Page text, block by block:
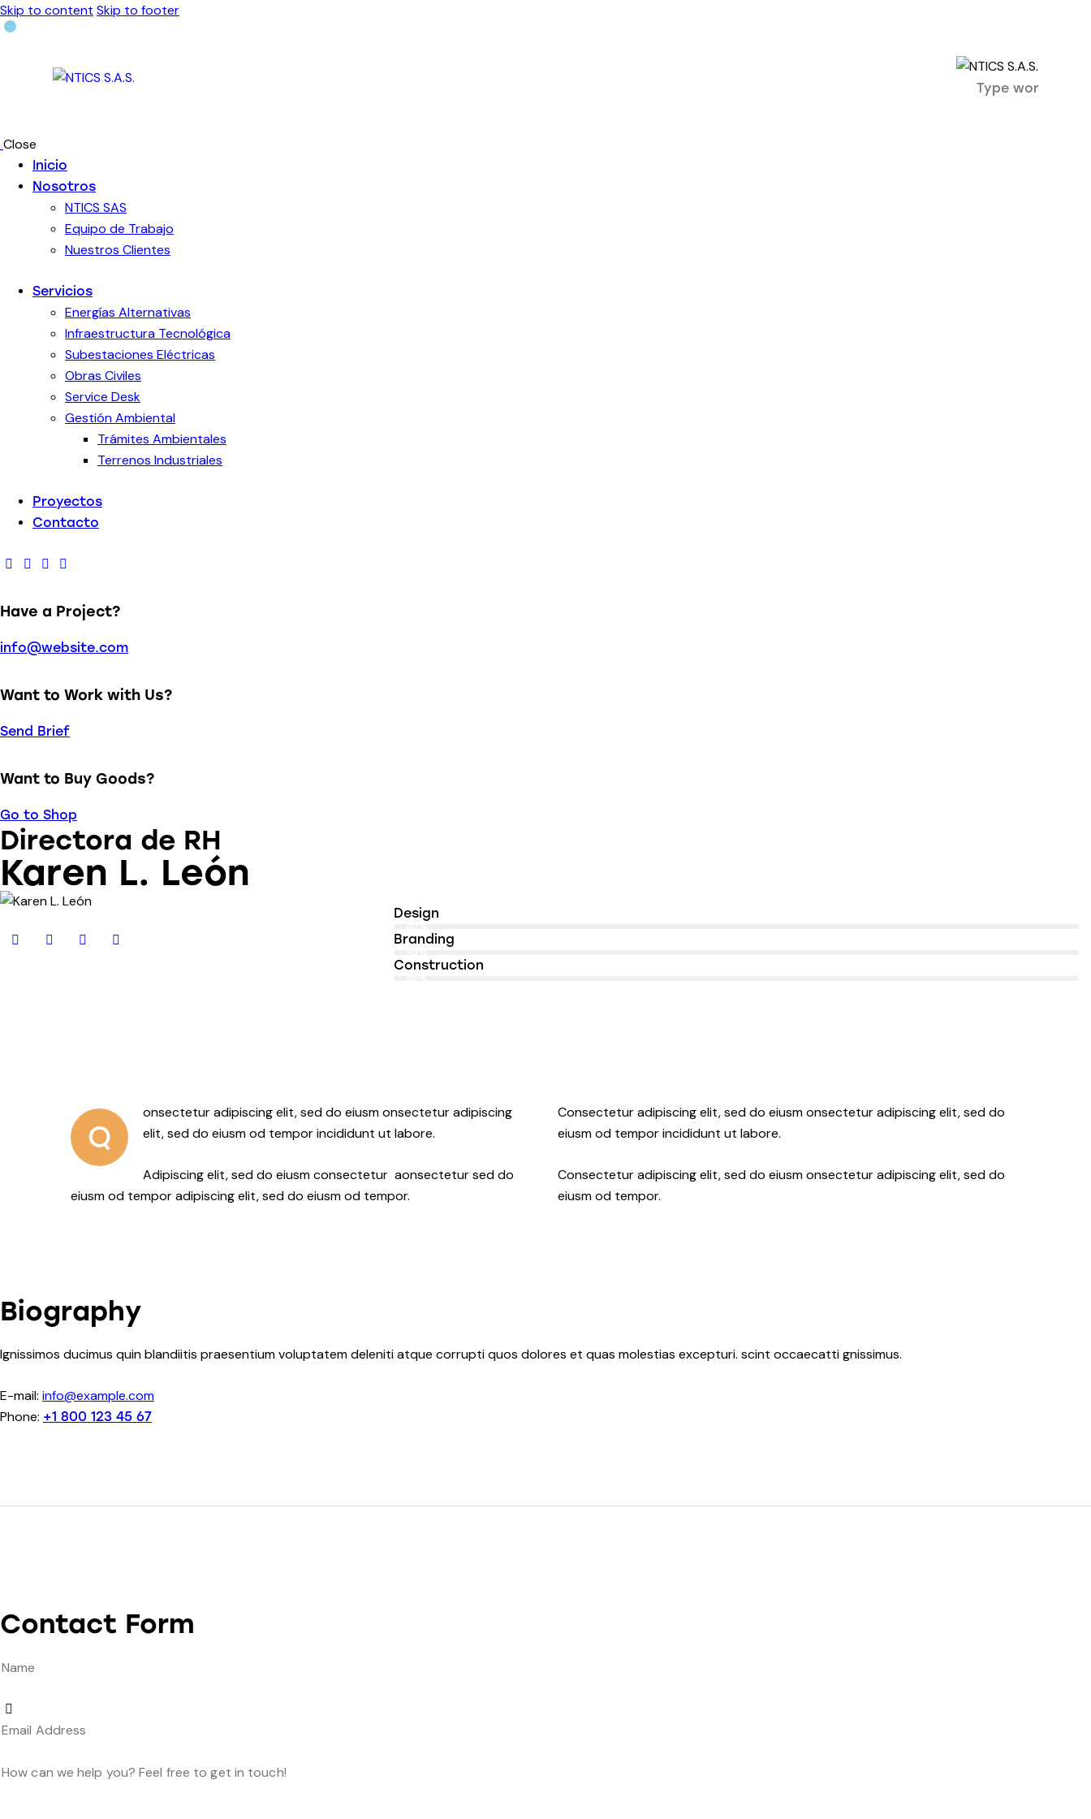
Skip to content Skip to footer
Close
Inicio
Nosotros
NTICS SAS
Equipo de Trabajo
Nuestros Clientes
Servicios
Energías Alternativas
Infraestructura Tecnológica
Subestaciones Eléctricas
Obras Civiles
Service Desk
Gestión Ambiental
Trámites Ambientales
Terrenos Industriales
Proyectos
Contacto
Have a Project?
info@website.com
Want to Work with Us?
Send Brief
Want to Buy Goods?
Go to Shop
Directora de RH
Karen L. León
Design
Branding
Construction
Q
onsectetur adipiscing elit, sed do eiusm onsectetur adipiscing
elit, sed do eiusm od tempor incididunt ut labore.
Adipiscing elit, sed do eiusm consectetur aonsectetur sed do
eiusm od tempor adipiscing elit, sed do eiusm od tempor.
Consectetur adipiscing elit, sed do eiusm onsectetur adipiscing elit, sed do
eiusm od tempor incididunt ut labore.
Consectetur adipiscing elit, sed do eiusm onsectetur adipiscing elit, sed do
eiusm od tempor.
Biography
Ignissimos ducimus quin blandiitis praesentium voluptatem deleniti atque corrupti quos dolores et quas molestias excepturi. scint occaecatti gnissimus.
E-mail: info@example.com
Phone: +1 800 123 45 67
Contact Form